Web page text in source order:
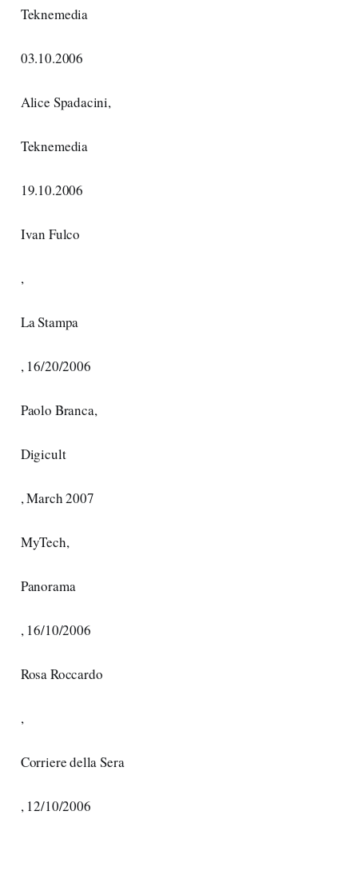
Teknemedia
03.10.2006
Alice Spadacini,
Teknemedia
19.10.2006
Ivan Fulco
,
La Stampa
, 16/20/2006
Paolo Branca,
Digicult
, March 2007
MyTech,
Panorama
, 16/10/2006
Rosa Roccardo
,
Corriere della Sera
, 12/10/2006